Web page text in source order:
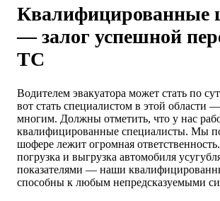
— залог успешной
ТС
Водителем эвакуатора может стать по
вот стать специалистом в этой области
многим. Должны отметить, что у нас
квалифицированные специалисты. Мы
шофере лежит огромная
погрузка и выгрузка автомобиля
показателями — наши
способны к любым непредсказуемыми